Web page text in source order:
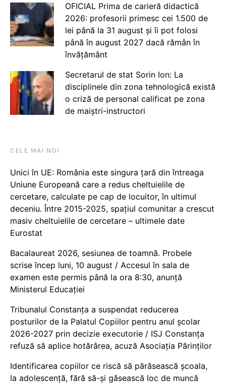
OFICIAL Prima de carieră didactică
2026: profesorii primesc cei 1.500 de
lei până la 31 august și îi pot folosi
până în august 2027 dacă rămân în
învățământ
Secretarul de stat Sorin Ion: La
disciplinele din zona tehnologică există
o criză de personal calificat pe zona
de maiștri-instructori
CELE MAI NOI
Unici în UE: România este singura țară din întreaga
Uniune Europeană care a redus cheltuielile de
cercetare, calculate pe cap de locuitor, în ultimul
deceniu. Între 2015-2025, spațiul comunitar a crescut
masiv cheltuielile de cercetare – ultimele date
Eurostat
Bacalaureat 2026, sesiunea de toamnă. Probele
scrise încep luni, 10 august / Accesul în sala de
examen este permis până la ora 8:30, anunță
Ministerul Educației
Tribunalul Constanța a suspendat reducerea
posturilor de la Palatul Copiilor pentru anul școlar
2026-2027 prin decizie executorie / ISJ Constanța
refuză să aplice hotărârea, acuză Asociația Părinților
Identificarea copiilor ce riscă să părăsească școala,
la adolescență, fără să-și găsească loc de muncă